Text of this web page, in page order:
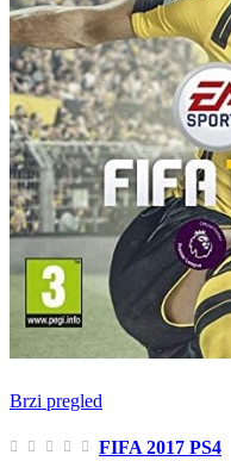
Brzi pregled
FIFA 2017 PS4